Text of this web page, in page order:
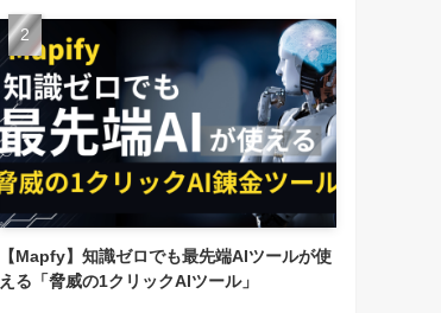
【Mapfy】知識ゼロでも最先端AIツールが使
える「脅威の1クリックAIツール」